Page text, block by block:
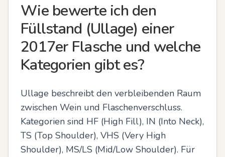
Wie bewerte ich den
Füllstand (Ullage) einer
2017er Flasche und welche
Kategorien gibt es?
Ullage beschreibt den verbleibenden Raum
zwischen Wein und Flaschenverschluss.
Kategorien sind HF (High Fill), IN (Into Neck),
TS (Top Shoulder), VHS (Very High
Shoulder), MS/LS (Mid/Low Shoulder). Für